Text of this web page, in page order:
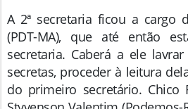
A 2ª secretaria ficou a cargo
(PDT-MA), que até então
secretaria. Caberá a ele
secretas, proceder à leitura
do primeiro secretário. Chico